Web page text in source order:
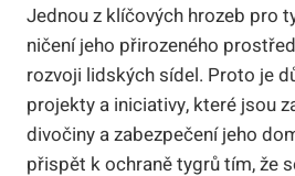
Jednou z klíčových hrozeb pro
ničení jeho přirozeného
rozvoji lidských sídel. Proto je
projekty a iniciativy, které jsou
divočiny a zabezpečení jeho
přispět k ochraně tygrů tím, že